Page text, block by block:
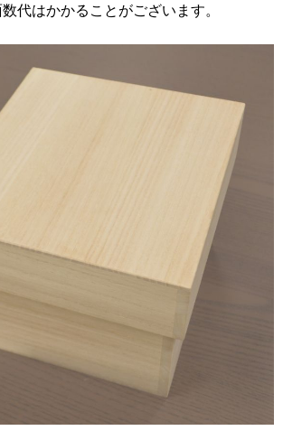
代はかかることがございます。